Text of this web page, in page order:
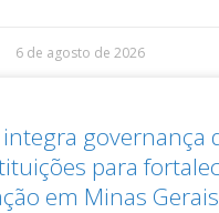
6 de agosto de 2026
governança
para
em Minas Gerais